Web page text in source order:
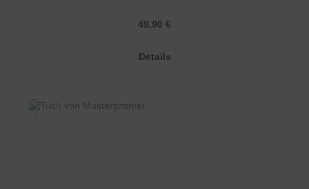
Regulärer Preis:
49,90 €
Details